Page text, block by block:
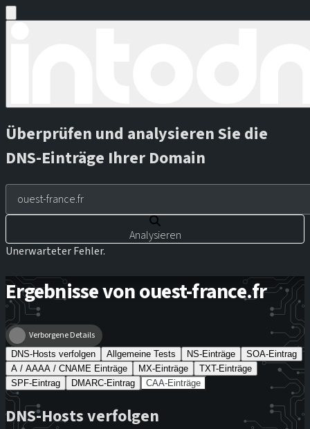
Überprüfen und analysieren Sie die
DNS-Einträge Ihrer Domain
Analysieren
Unerwarteter Fehler.
Ergebnisse von ouest-france.fr
Verborgene Details
DNS-Hosts verfolgen Allgemeine Tests NS-Einträge
SOA-Eintrag
A / AAAA / CNAME Einträge
MX-Einträge
TXT-Einträge
SPF-Eintrag
DMARC-Eintrag CAA-Einträge
DNS-Hosts verfolgen